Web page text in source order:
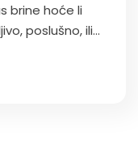
brine hoće li
poslušno, ili...